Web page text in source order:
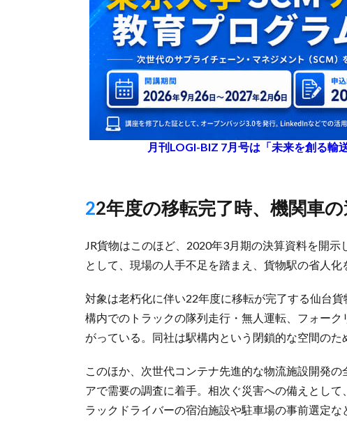
月刊LOGI-BIZ 7月号は「未来を創る輸
22年度の移転完了時、機関車
JR貨物はこのほど、2020年3月期の決算資料を開
として、現場の人手不足を踏まえ、貨物駅の省人化
対象は老朽化に伴い22年度に移転が完了する仙台
構内でのトラックの隊列走行・無人運転、フォー
がっている。同社は駅構内という閉鎖的な空間のた
このほか、次世代コンテナ先進的な物流施設開発
アで需要の調査に着手。相次ぐ災害への備えとし
ラックドライバーの宿泊施設や駐車場の事前選定な